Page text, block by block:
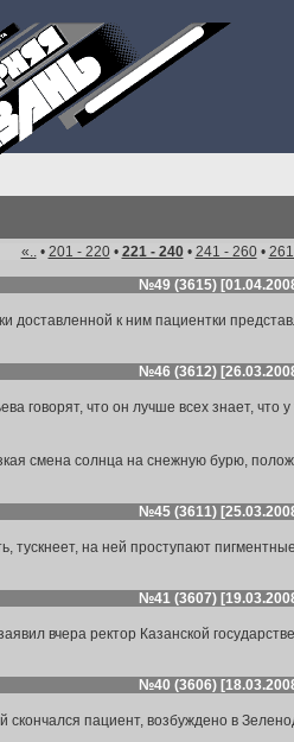
«..• 201 - 220• 221 - 240• 241 - 260•
№49 (3615)
доставленной к ним пациентки
№46 (3612)
говорят, что он лучше всех знает, что
смена солнца на снежную бурю,
№45 (3611)
тускнеет, на ней проступают
№41 (3607)
вчера ректор Казанской
№40 (3606)
скончался пациент, возбуждено в